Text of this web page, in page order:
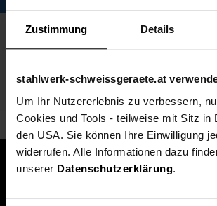
Zustimmung Details
stahlwerk-schweissgeraete.at
Um Ihr Nutzererlebnis zu verbessern,
Cookies und Tools - teilweise mit Sitz in
den USA. Sie können Ihre Einwilligung
widerrufen. Alle Informationen dazu
unserer Datenschutzerklärung.
Spezifikationen
Lieferumfang